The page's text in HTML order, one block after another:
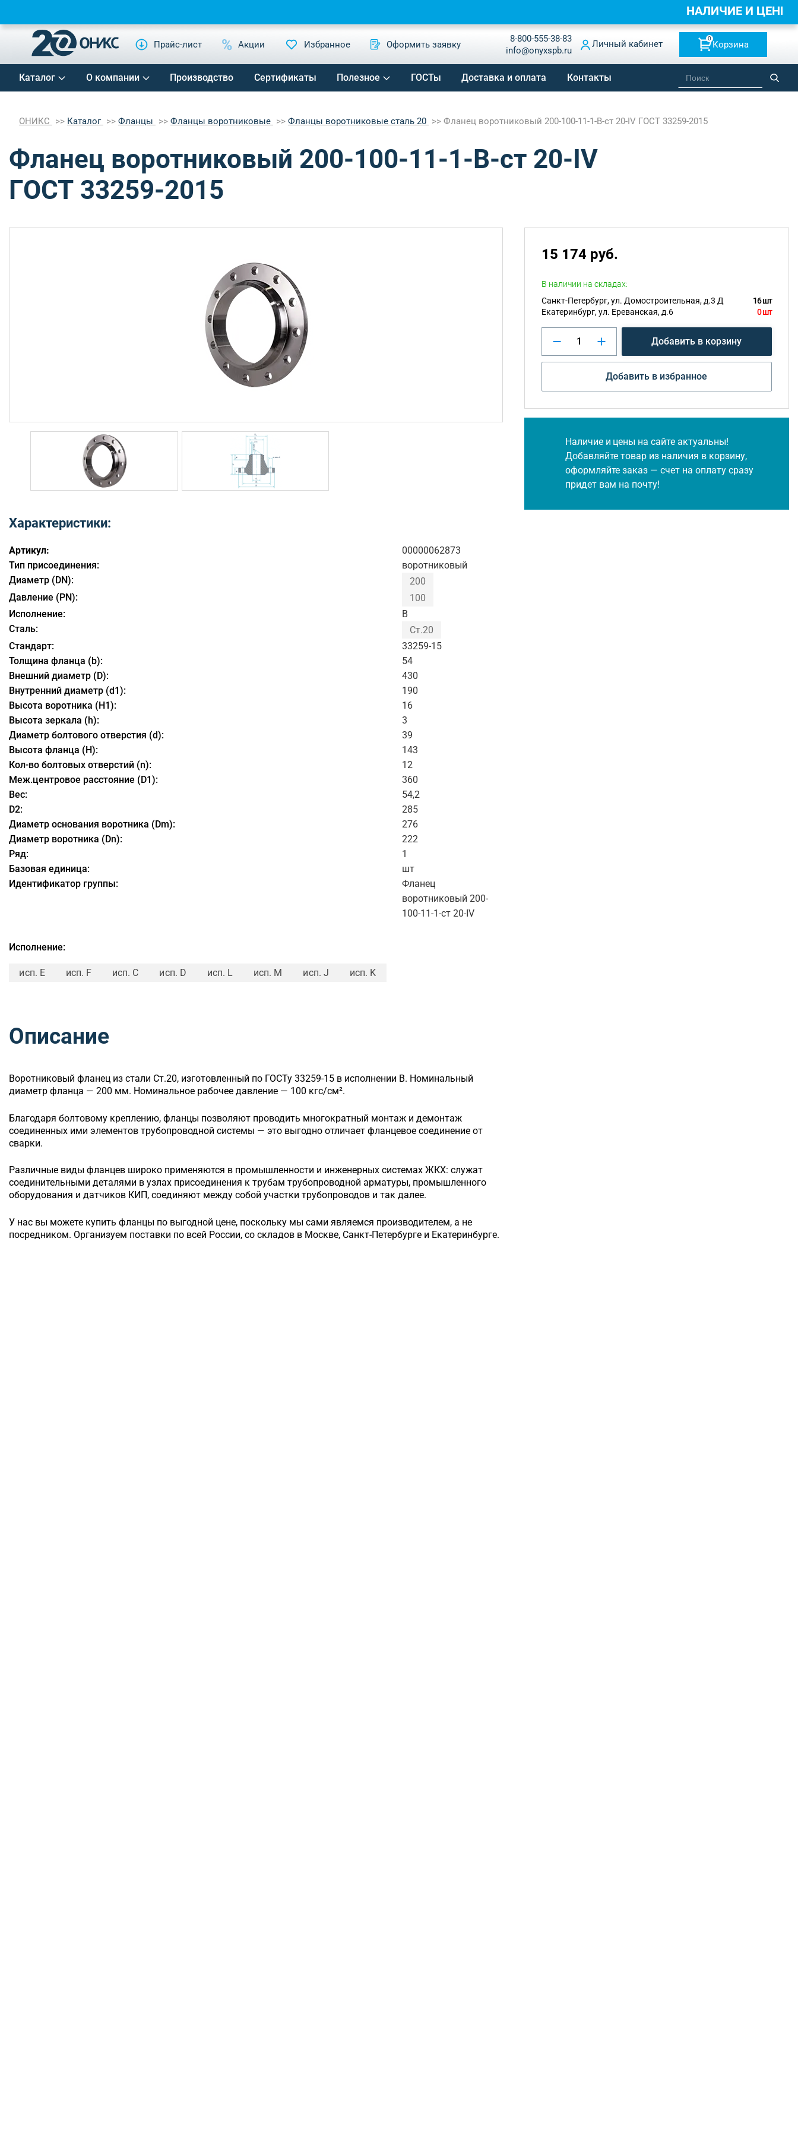
Прайс-лист Акции Избранное Оформить заявку
8-800-555-38-83
info@onyxspb.ru
Личный кабинет
0
Корзина
Каталог О компании Производство Сертификаты Полезное ГОСТы Доставка и оплата Контакты
ОНИКС Каталог Фланцы Фланцы воротниковые Фланцы воротниковые сталь 20 Фланец воротниковый 200-100-11-1-B-ст 20-IV ГОСТ 33259-2015
Фланец воротниковый 200-100-11-1-B-ст 20-IV
ГОСТ 33259-2015
Характеристики:
Артикул:
00000062873
Тип присоединения:
воротниковый
Диаметр (DN):
200
Давление (PN):
100
Исполнение:
B
Сталь:
Ст.20
Стандарт:
33259-15
Толщина фланца (b):
54
Внешний диаметр (D):
430
Внутренний диаметр (d1):
190
Высота воротника (H1):
16
Высота зеркала (h):
3
Диаметр болтового отверстия (d):
39
Высота фланца (H):
143
Кол-во болтовых отверстий (n):
12
Меж.центровое расстояние (D1):
360
Вес:
54,2
D2:
285
Диаметр основания воротника (Dm):
276
Диаметр воротника (Dn):
222
Ряд:
1
Базовая единица:
шт
Идентификатор группы:
Фланец
воротниковый 200-
100-11-1-ст 20-IV
Исполнение:
исп. E исп. F исп. C исп. D исп. L исп. M исп. J исп. K
Описание
Воротниковый фланец из стали Ст.20, изготовленный по ГОСТу 33259-15 в исполнении B. Номинальный
диаметр фланца — 200 мм. Номинальное рабочее давление — 100 кгс/см².
Благодаря болтовому креплению, фланцы позволяют проводить многократный монтаж и демонтаж
соединенных ими элементов трубопроводной системы — это выгодно отличает фланцевое соединение от
сварки.
Различные виды фланцев широко применяются в промышленности и инженерных системах ЖКХ: служат
соединительными деталями в узлах присоединения к трубам трубопроводной арматуры, промышленного
оборудования и датчиков КИП, соединяют между собой участки трубопроводов и так далее.
У нас вы можете купить фланцы по выгодной цене, поскольку мы сами являемся производителем, а не
посредником. Организуем поставки по всей России, со складов в Москве, Санкт-Петербурге и Екатеринбурге.
15 174 руб.
В наличии на складах:
Санкт-Петербург, ул. Домостроительная, д.3 Д
16 шт
Екатеринбург, ул. Ереванская, д.6
0 шт
Добавить в корзину
Добавить в избранное
Наличие и цены на сайте актуальны!
Добавляйте товар из наличия в корзину,
оформляйте заказ — счет на оплату сразу
придет вам на почту!
НАЛИЧИЕ И